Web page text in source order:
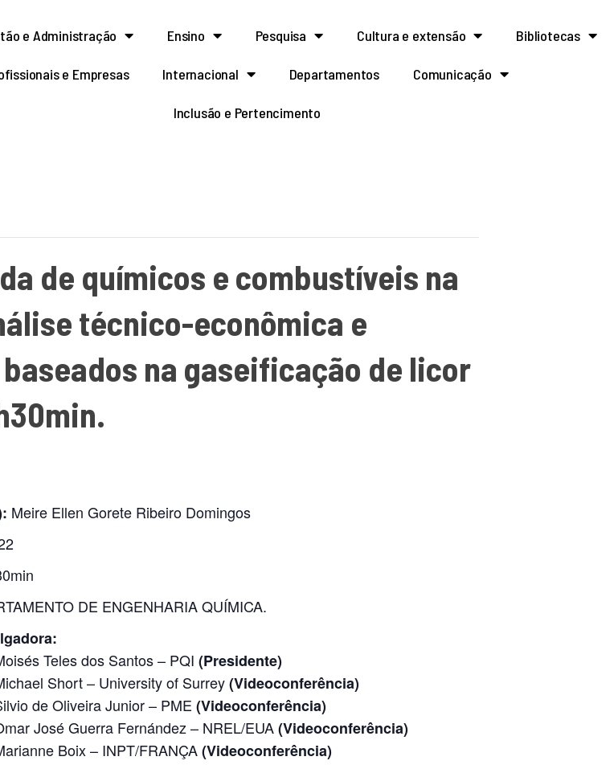
e Administração Ensino Pesquisa Cultura e extensão Bibliotecas
e Empresas Internacional Departamentos Comunicação
Inclusão e Pertencimento
de químicos e combustíveis na
técnico-econômica e
na gaseificação de licor
Meire Ellen Gorete Ribeiro Domingos
DE ENGENHARIA QUÍMICA.
Teles dos Santos – PQI (Presidente)
Short – University of Surrey(Videoconferência)
de Oliveira Junior – PME (Videoconferência)
José Guerra Fernández – NREL/EUA(Videoconferência)
Boix – INPT/FRANÇA(Videoconferência)